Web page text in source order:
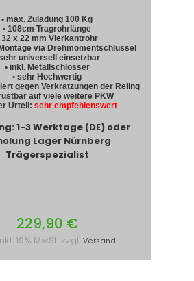
• max. Zuladung 100 Kg
• 108cm Tragrohrlänge
32 x 22 mm Vierkantrohr
via Drehmomentschlüssel
sehr universell einsetzbar
• inkl. Metallschlösser
• sehr Hochwertig
gegen Verkratzungen der Reling
auf viele weitere PKW
Urteil: sehr empfehlenswert
1-3 Werktage (DE) oder
Lager Nürnberg
Trägerspezialist
229,90 €
19% MwSt. zzgl. Versand